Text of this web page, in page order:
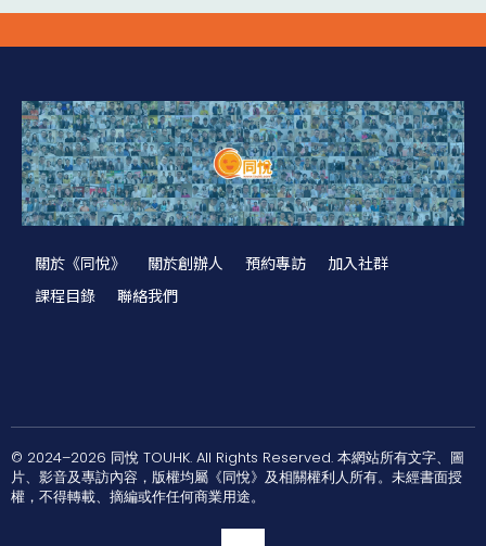
關於《同悅》 關於創辦人 預約專訪
加入社群
課程目錄
聯絡我們
© 2024–2026 同悅 TOUHK. All Rights Reserved. 本網站所有文字、圖
片、影音及專訪內容，版權均屬《同悅》及相關權利人所有。未經書面授
權，不得轉載、摘編或作任何商業用途。